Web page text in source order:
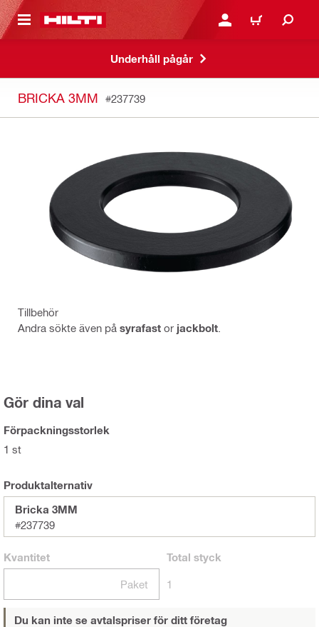
GÅ TILL HUVUDSIDAN LOGGA IN ELLER
VARUKORG
Underhåll pågår
BRICKA 3MM #237739
Tillbehör
Andra sökte även på syrafast or jackbolt
Gör dina val
Förpackningsstorlek
1 st
Produktalternativ
Bricka 3MM
#237739
Kvantitet
Paket
Total styck
1
Du kan inte se avtalspriser för ditt företag